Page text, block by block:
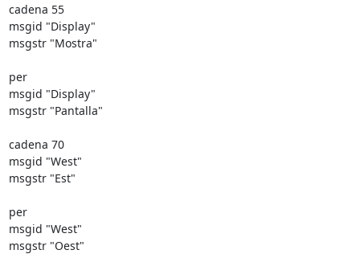
cadena 55
msgid "Display"
msgstr "Mostra"
per
msgid "Display"
msgstr "Pantalla"
cadena 70
msgid "West"
msgstr "Est"
per
msgid "West"
msgstr "Oest"